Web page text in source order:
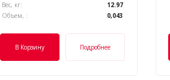
Вес, кг:
12.97
Объем, :
0,043
В Корзину Подробнее